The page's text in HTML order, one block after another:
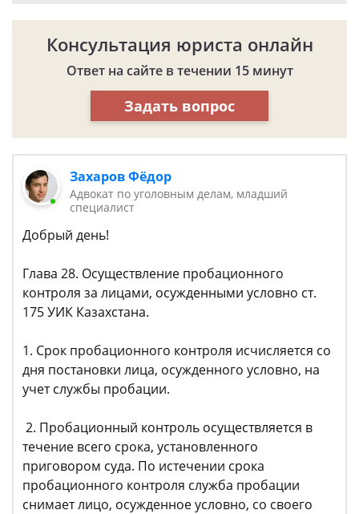
Консультация юриста онлайн
Ответ на сайте в течении 15 минут
Задать вопрос
Захаров Фёдор
Адвокат по уголовным делам, младший
специалист
Добрый день!
Глава 28. Осуществление пробационного
контроля за лицами, осужденными условно ст.
175 УИК Казахстана.
1. Срок пробационного контроля исчисляется со
дня постановки лица, осужденного условно, на
учет службы пробации.
2. Пробационный контроль осуществляется в
течение всего срока, установленного
приговором суда. По истечении срока
пробационного контроля служба пробации
снимает лицо, осужденное условно, со своего